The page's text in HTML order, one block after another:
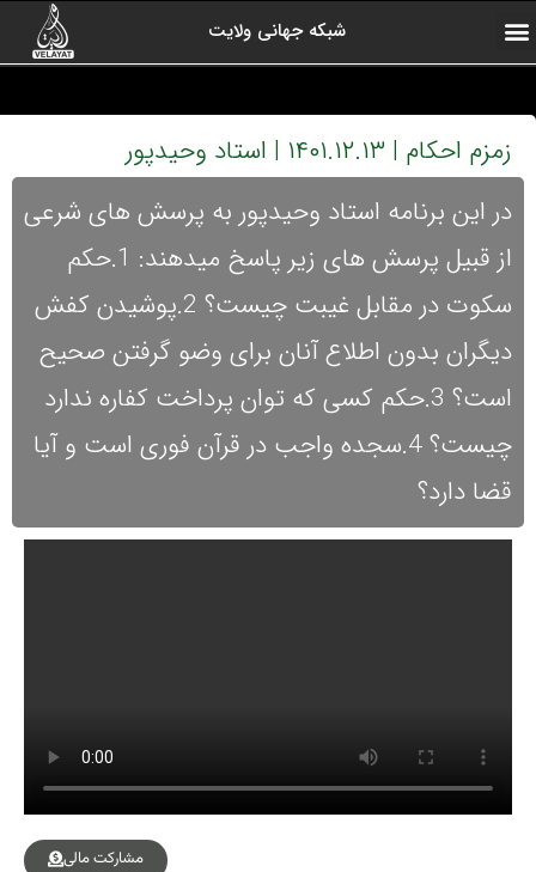
شبکه جهانی ولایت
زمزم احکام | ۱۴۰۱.۱۲.۱۳ | استاد وحیدپور
در این برنامه استاد وحیدپور به پرسش های شرعی
از قبیل پرسش های زیر پاسخ میدهند: 1.حکم
سکوت در مقابل غیبت چیست؟ 2.پوشیدن کفش
دیگران بدون اطلاع آنان برای وضو گرفتن صحیح
است؟ 3.حکم کسی که توان پرداخت کفاره ندارد
چیست؟ 4.سجده واجب در قرآن فوری است و آیا
قضا دارد؟
مشارکت مالی